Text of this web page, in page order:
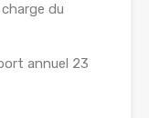
du
annuel 23